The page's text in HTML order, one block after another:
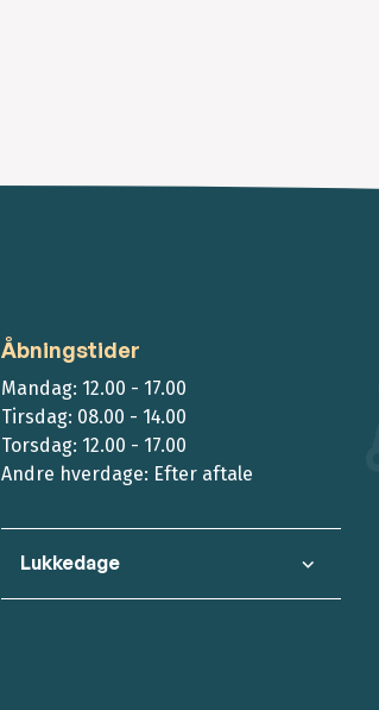
Åbningstider
Mandag: 12.00 - 17.00
Tirsdag: 08.00 - 14.00
Torsdag: 12.00 - 17.00
Andre hverdage: Efter aftale
Lukkedage